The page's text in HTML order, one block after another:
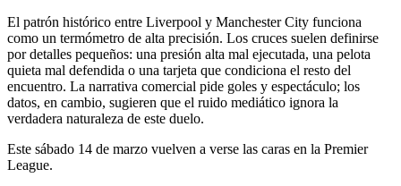
El patrón histórico entre Liverpool y Manchester City funciona
como un termómetro de alta precisión. Los cruces suelen definirse
por detalles pequeños: una presión alta mal ejecutada, una pelota
quieta mal defendida o una tarjeta que condiciona el resto del
encuentro. La narrativa comercial pide goles y espectáculo; los
datos, en cambio, sugieren que el ruido mediático ignora la
verdadera naturaleza de este duelo.
Este sábado 14 de marzo vuelven a verse las caras en la Premier
League.